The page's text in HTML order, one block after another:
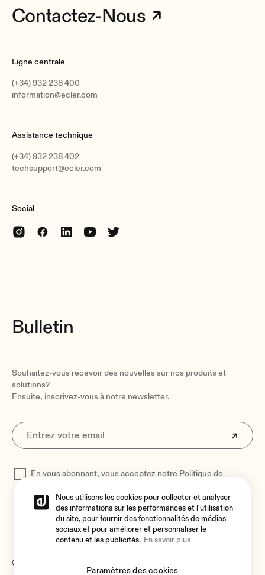
Contactez-Nous
Ligne centrale
(+34) 932 238 400
information@ecler.com
Assistance technique
(+34) 932 238 402
techsupport@ecler.com
Social
Bulletin
Souhaitez-vous recevoir des nouvelles sur nos produits et
solutions?
Ensuite, inscrivez-vous à notre newsletter.
En vous abonnant, vous acceptez notre Politique de
© 2026 Ecler
Nous utilisons les cookies pour collecter et analyser
des informations sur les performances et l'utilisation
du site, pour fournir des fonctionnalités de médias
sociaux et pour améliorer et personnaliser le
contenu et les publicités. En savoir plus
Paramètres des cookies